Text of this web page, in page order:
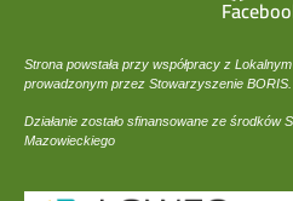
Strona powstała przy współpracy z
prowadzonym przez Stowarzyszenie BORIS.
Działanie zostało sfinansowane ze środków
Mazowieckiego